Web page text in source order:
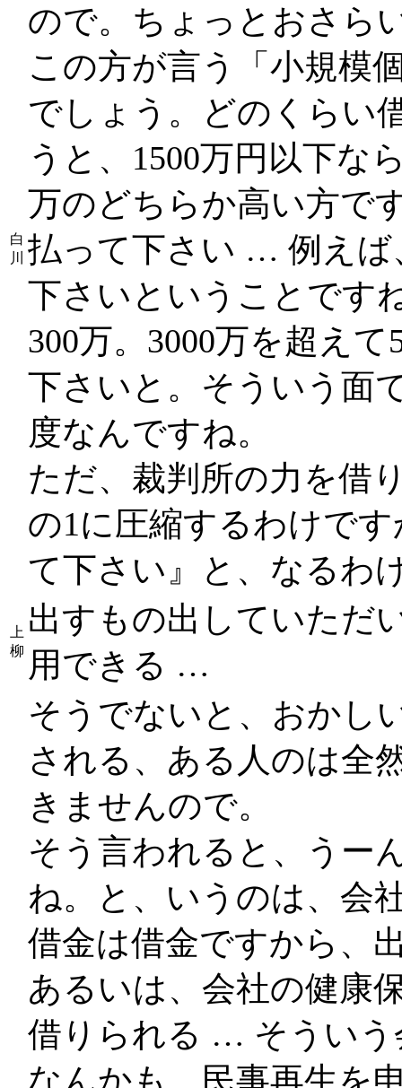
白
川
ので。ちょっとおさら
この方が言う「小規模
でしょう。どのくらい
うと、1500万円以下な
万のどちらか高い方で
払って下さい … 例えば
下さいということです
300万。3000万を超え
下さいと。そういう面
度なんですね。
ただ、裁判所の力を借
の1に圧縮するわけで
て下さい』と、なるわ
上
柳
出すもの出していただ
用できる …
そうでないと、おかし
される、ある人のは全
きませんので。
そう言われると、うー
ね。と、いうのは、会
借金は借金ですから、
あるいは、会社の健康
借りられる … そういう
なんかも、民事再生を